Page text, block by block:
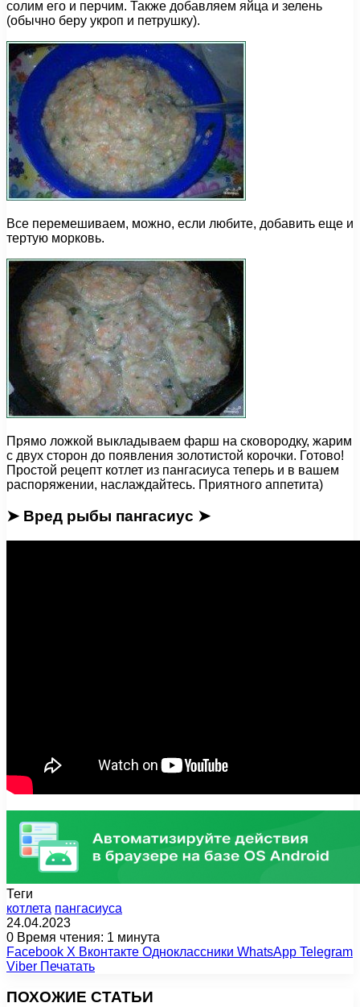
солим его и перчим. Также добавляем яйца и зелень
(обычно беру укроп и петрушку).
Все перемешиваем, можно, если любите, добавить еще и
тертую морковь.
Прямо ложкой выкладываем фарш на сковородку, жарим
с двух сторон до появления золотистой корочки. Готово!
Простой рецепт котлет из пангасиуса теперь и в вашем
распоряжении, наслаждайтесь. Приятного аппетита)
➤ Вред рыбы пангасиус ➤
Теги
котлета пангасиуса
24.04.2023
0 Время чтения: 1 минута
Facebook X Вконтакте Одноклассники WhatsApp Telegram
Viber Печатать
ПОХОЖИЕ СТАТЬИ